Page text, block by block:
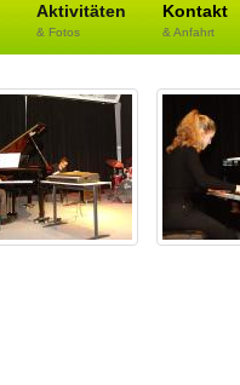
Aktivitäten
& Fotos
Kontakt
& Anfahrt